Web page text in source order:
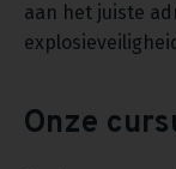
aan het juiste
Onze